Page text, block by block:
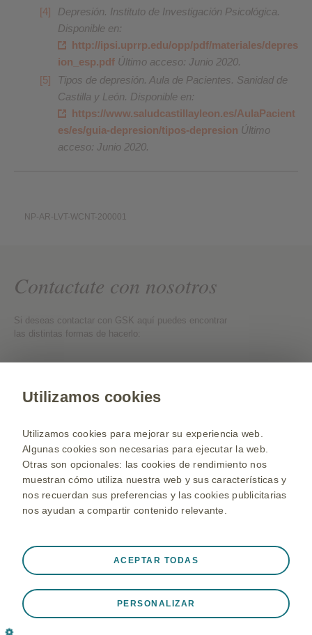
Depresión. Instituto de Investigación Psicológica.
Disponible en:
http://ipsi.uprrp.edu/opp/pdf/materiales/depres
ion_esp.pdf Último acceso: Junio 2020.
Tipos de depresión. Aula de Pacientes. Sanidad de
Castilla y León. Disponible en:
https://www.saludcastillayleon.es/AulaPacient
es/es/guia-depresion/tipos-depresion Último
acceso: Junio 2020.
NP-AR-LVT-WCNT-200001
Contactate con nosotros
Si deseas contactar con GSK aquí puedes encontrar
las distintas formas de hacerlo:
Selecciona un país
Mapa de la web
Términos y Condiciones de uso
Política de privacidad
©2020 grupo de compañías GSK o licenciante.
Información dirigida a pacientes, familiares y público general.
consulta, tratamiento o diagnóstico de su médico ni la visita periódica
al mismo.
Utilizamos cookies
Utilizamos cookies para mejorar su experiencia web.
Algunas cookies son necesarias para ejecutar la web.
Otras son opcionales: las cookies de rendimiento nos
muestran cómo utiliza nuestra web y sus características y
nos recuerdan sus preferencias y las cookies publicitarias
nos ayudan a compartir contenido relevante.
Cookies Estrictamente necesarias
❮
Son necesarias para que el sitio web funcione
adecuadamente, como puede ser para almacenar datos
PERSONALIZAR
ACEPTAR TODAS